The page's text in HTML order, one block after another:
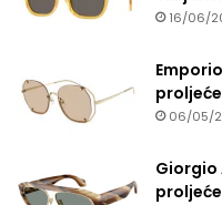
16/06/
06/05/
Giorgio